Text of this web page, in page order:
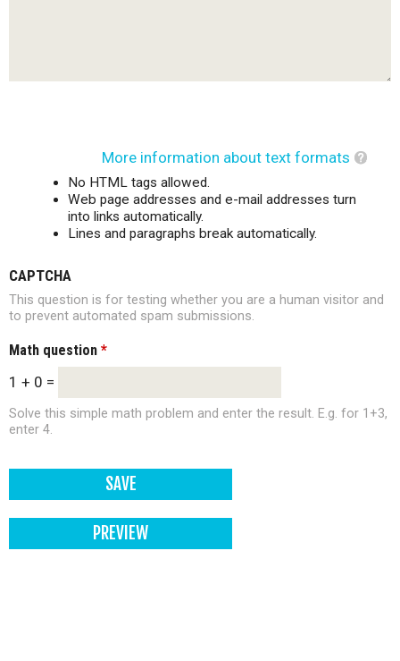
More information about text formats
No HTML tags allowed.
Web page addresses and e-mail addresses turn
into links automatically.
Lines and paragraphs break automatically.
CAPTCHA
This question is for testing whether you are a human visitor and
to prevent automated spam submissions.
Math question *
1 + 0 =
Solve this simple math problem and enter the result. E.g. for 1+3,
enter 4.